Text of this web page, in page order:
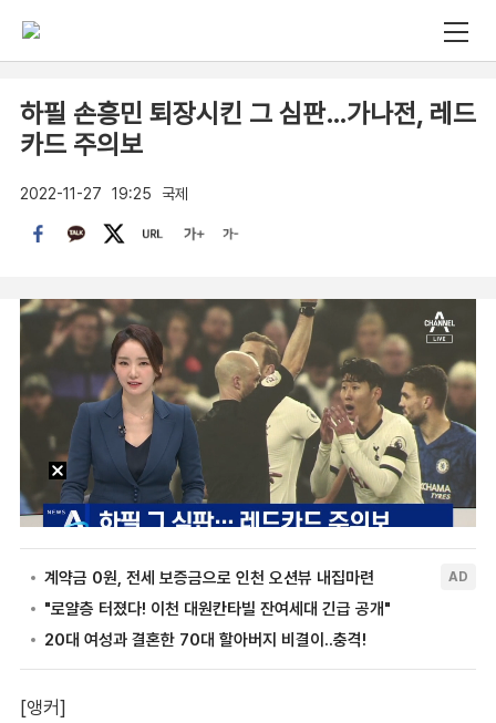
하필 손흥민 퇴장시킨 그 심판…가나전, 레드
카드 주의보
2022-11-27 19:25 국제
[앵커]